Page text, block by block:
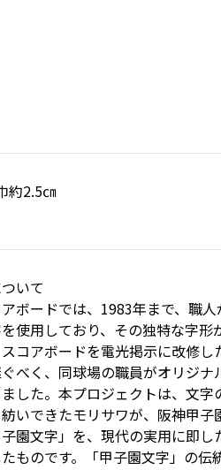
約2.5㎝
いて
ボードでは、1983年まで、職
使用しており、その独特な字形
コアボードを電光掲示に改修し
べく、同球場の職員がオリジナ
した。本プロジェクトは、文字
いできたモリサワが、阪神甲子
園文字」を、現代の実用に即し
ものです。「甲子園文字」の伝